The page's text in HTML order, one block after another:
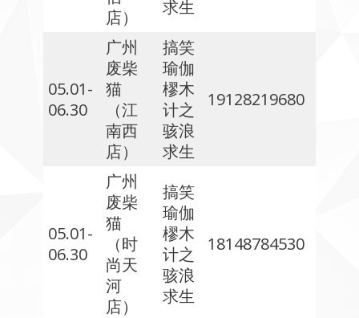
店）
求生
05.01-
06.30
广州
废柴
猫
（江
南西
店）
搞笑
瑜伽
樛木
计之
骇浪
求生
19128219680
05.01-
06.30
广州
废柴
猫
（时
尚天
河
店）
搞笑
瑜伽
樛木
计之
骇浪
求生
18148784530